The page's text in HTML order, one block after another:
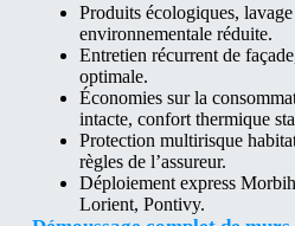
Produits écologiques,
environnementale réduite.
Entretien récurrent de
optimale.
Économies sur la
intacte, confort thermique
Protection multirisque
règles de l’assureur.
Déploiement express
Lorient, Pontivy.